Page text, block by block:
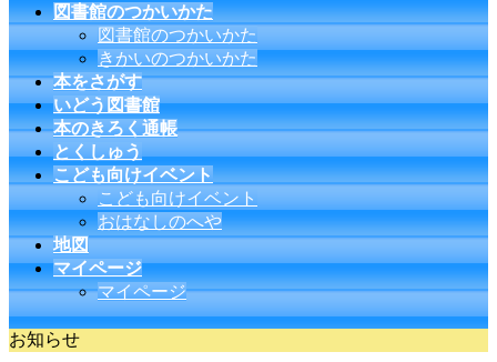
図書館のつかいかた
図書館のつかいかた
きかいのつかいかた
本をさがす
いどう図書館
本のきろく通帳
とくしゅう
こども向けイベント
こども向けイベント
おはなしのへや
地図
マイページ
マイページ
お知らせ